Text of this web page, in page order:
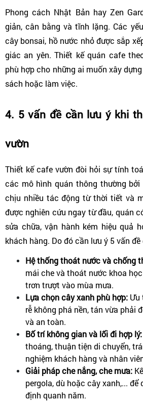
Phong cách Nhật Bản hay Zen
giản, cân bằng và tĩnh lặng. Các
cây bonsai, hồ nước nhỏ được sắp
giác an yên. Thiết kế quán cafe
phù hợp cho những ai muốn xây
sách hoặc làm việc.
4. 5 vấn đề cần lưu ý khi
vườn
Thiết kế cafe vườn đòi hỏi sự tính
các mô hình quán thông thường
chịu nhiều tác động từ thời tiết và
được nghiên cứu ngay từ đầu, quán
sửa chữa, vận hành kém hiệu quả
khách hàng. Do đó cần lưu ý 5 vấn
Hệ thống thoát nước và chống
mái che và thoát nước khoa
trơn trượt vào mùa mưa.
Lựa chọn cây xanh phù hợp: Ưu
rễ không phá nền, tán vừa phải
và an toàn.
Bố trí không gian và lối đi hợp lý:
thoáng, thuận tiện di chuyển,
nghiệm khách hàng và nhân
Giải pháp che nắng, che mưa:
pergola, dù hoặc cây xanh,... để
định quanh năm.